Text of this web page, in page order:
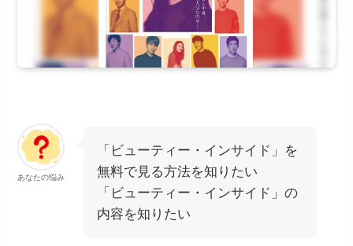
あなたの悩み
「ビューティー・インサイド」を
無料で見る方法を知りたい
「ビューティー・インサイド」の
内容を知りたい